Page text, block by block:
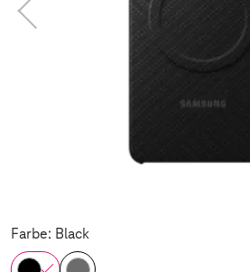
Farbe: Black